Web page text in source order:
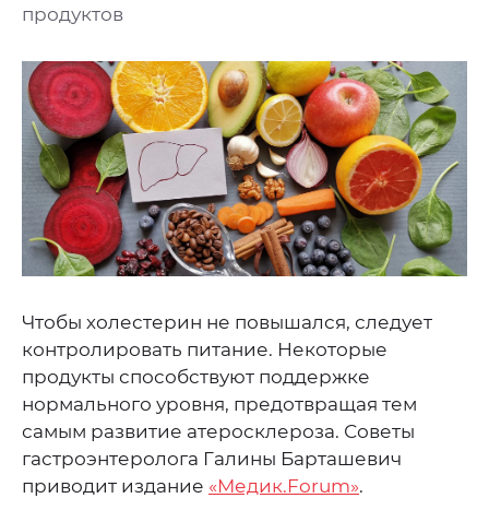
продуктов
Чтобы холестерин не повышался, следует
контролировать питание. Некоторые
продукты способствуют поддержке
нормального уровня, предотвращая тем
самым развитие атеросклероза. Советы
гастроэнтеролога Галины Барташевич
приводит издание «Медик.Forum».